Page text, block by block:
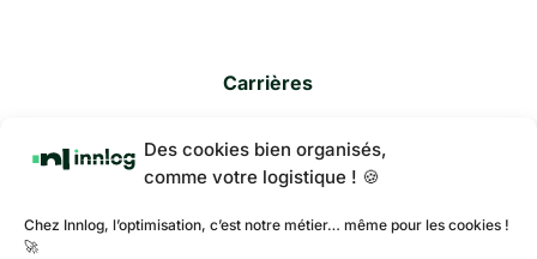
Des cookies bien organisés,
comme votre logistique ! 🍪
Chez Innlog, l’optimisation, c’est notre métier… même pour les cookies !
🚀
Carrières
Contact
Mentions légales